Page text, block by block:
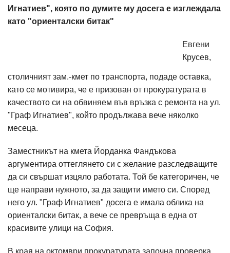
Игнатиев", която по думите му досега е изглеждала
като "ориенталски битак"
Евгени
Крусев,
столичният зам.-кмет по транспорта, подаде оставка,
като се мотивира, че е призован от прокуратурата в
качеството си на обвиняем във връзка с ремонта на ул.
"Граф Игнатиев", който продължава вече няколко
месеца.
Заместникът на кмета Йорданка Фандъкова
аргументира оттеглянето си с желание разследващите
да си свършат изцяло работата. Той бе категоричен, че
ще направи нужното, за да защити името си. Според
него ул. "Граф Игнатиев" досега е имала облика на
ориенталски битак, а вече се превръща в една от
красивите улици на София.
В края на октомври прокуратурата започна проверка